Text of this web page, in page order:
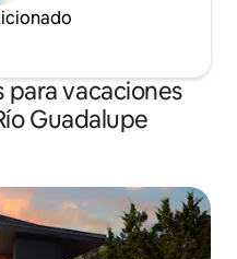
vacaciones
Guadalupe